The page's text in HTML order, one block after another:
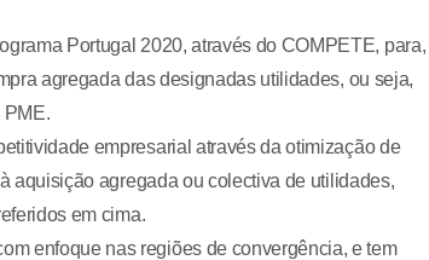
Portugal 2020, através do COMPETE, para,
agregada das designadas utilidades, ou seja,
PME.
empresarial através da otimização de
aquisição agregada ou colectiva de utilidades,
em cima.
enfoque nas regiões de convergência, e tem